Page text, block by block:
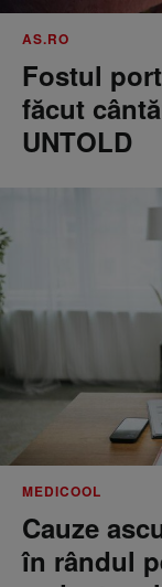
AS.RO
Fostul
făcut
UNTOLD
MEDICOOL
Cauze
în rândul